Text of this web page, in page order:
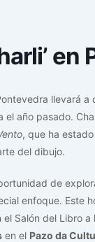
en
llevará a
el año pasado.
, que ha
del dibujo.
de
enfoque. Este
Salón del Libro a
en el Pazo da